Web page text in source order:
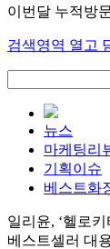
이번달 누적방
검색영역 열고
뉴스
마케팅리
기획이슈
베스트화
일리윤, ‘헬로
베스트셀러 대